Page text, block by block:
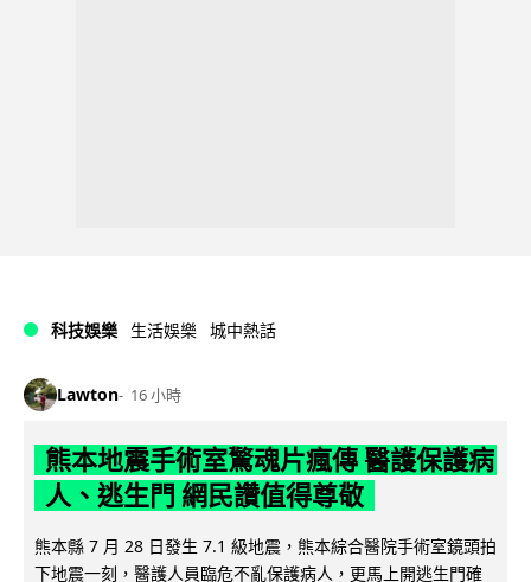
科技娛樂 生活娛樂 城中熱話
Lawton 16 小時
熊本地震手術室驚魂片瘋傳 醫護保護病
人、逃生門 網民讚值得尊敬
熊本縣 7 月 28 日發生 7.1 級地震，熊本綜合醫院手術室鏡頭拍
下地震一刻，醫護人員臨危不亂保護病人，更馬上開逃生門確